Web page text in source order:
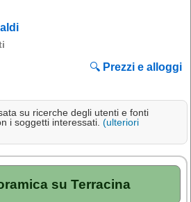
🔍 Prezzi e alloggi
su ricerche degli utenti e fonti
i soggetti interessati. (ulteriori
su Terracina